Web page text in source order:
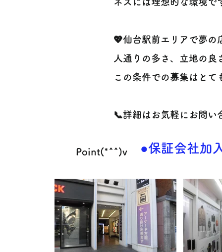
💖仙台駅前エリアで夢の
人通りの多さ、立地の良
この条件での募集はとて
📞詳細はお気軽にお問い
Point(*^^)v ●保証会社加